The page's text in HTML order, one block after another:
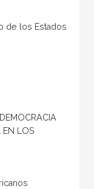
de los Estados
EN LOS